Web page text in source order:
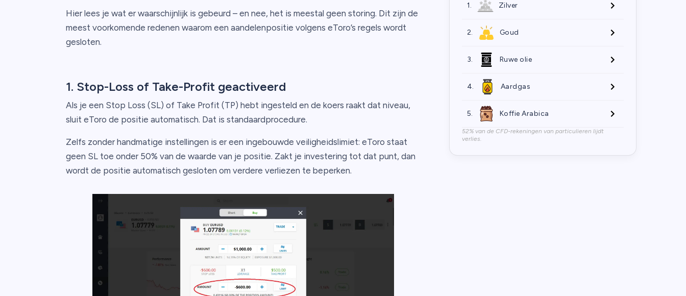
Hier lees je wat er waarschijnlijk is gebeurd – en nee, het is meestal geen storing. Dit zijn de
meest voorkomende redenen waarom een aandelenpositie volgens eToro’s regels wordt
gesloten.
1. Stop-Loss of Take-Profit geactiveerd
Als je een Stop Loss (SL) of Take Profit (TP) hebt ingesteld en de koers raakt dat niveau,
sluit eToro de positie automatisch. Dat is standaardprocedure.
Zelfs zonder handmatige instellingen is er een ingebouwde veiligheidslimiet: eToro staat
geen SL toe onder 50% van de waarde van je positie. Zakt je investering tot dat punt, dan
wordt de positie automatisch gesloten om verdere verliezen te beperken.
1. Zilver
2. Goud
3. Ruwe olie
4. Aardgas
5. Koffie Arabica
52% van de CFD-rekeningen van particulieren lijdt
verlies.